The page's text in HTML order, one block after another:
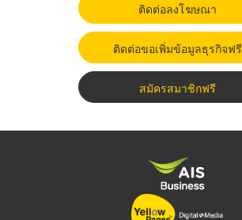
ติดต่อลงโฆษณา
ติดต่อขอเพิ่มข้อมูลธุรกิจฟรี
สมัครสมาชิกฟรี